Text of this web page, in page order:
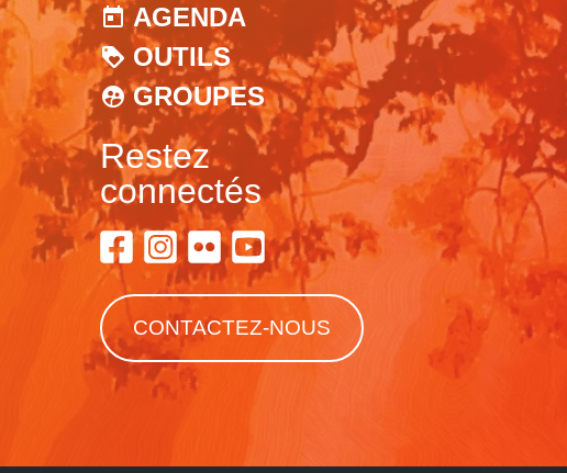
AGENDA
OUTILS
GROUPES
Restez
connectés
CONTACTEZ-NOUS